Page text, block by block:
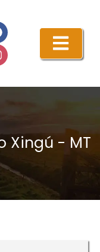
Xingú - MT